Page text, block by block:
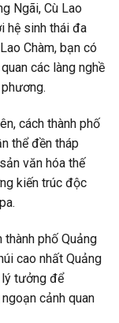
Ngãi, Cù Lao
hệ sinh thái đa
Chàm, bạn có
các làng nghề
cách thành phố
thể đền tháp
văn hóa thế
kiến trúc độc
phố Quảng
cao nhất Quảng
tưởng để
cảnh quan